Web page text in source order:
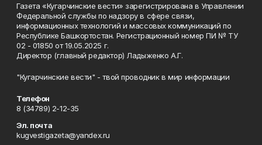
Газета «Кугарчинские вести» зарегистрирована в Управлении
Федеральной службы по надзору в сфере связи,
информационных технологий и массовых коммуникаций по
Республике Башкортостан. Регистрационный номер ПИ № ТУ
02 - 01850 от 19.05.2025 г.
Директор (главный редактор) Ладыженко А.Г.
"Кугарчинские вести" - твой проводник в мир информации
Телефон
8 (34789) 2-12-35
Эл. почта
kugvestigazeta@yandex.ru